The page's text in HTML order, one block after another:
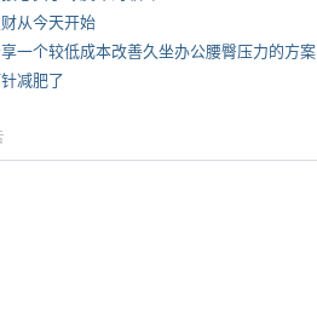
从今天开始
一个较低成本改善久坐办公腰臀压力的方案
减肥了